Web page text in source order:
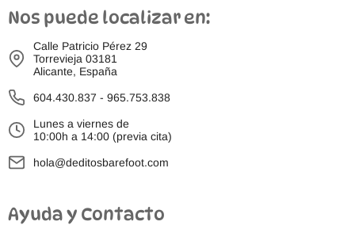
Nos puede localizar en:
Calle Patricio Pérez 29
Torrevieja 03181
Alicante, España
604.430.837 - 965.753.838
Lunes a viernes de
10:00h a 14:00 (previa cita)
hola@deditosbarefoot.com
Ayuda y Contacto